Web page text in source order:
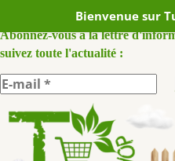
ABONNEZ VOUS A
Abonnez-vous à la lettre
suivez toute l'actualité :
Skip
to
content
Bienvenue sur